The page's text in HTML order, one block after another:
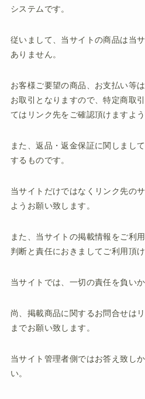
システムです。
従いまして、当サイトの商品は当
ありません。
お客様ご要望の商品、お支払い等
お取引となりますので、特定商取
てはリンク先をご確認頂けますよ
また、返品・返金保証に関しまし
するものです。
当サイトだけではなくリンク先の
ようお願い致します。
また、当サイトの掲載情報をご利
判断と責任におきましてご利用頂
当サイトでは、一切の責任を負い
尚、掲載商品に関するお問合せは
までお願い致します。
当サイト管理者側ではお答え致し
い。